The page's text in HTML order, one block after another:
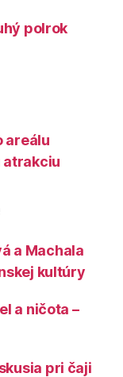
polrok
areálu
atrakciu
a Machala
kultúry
a ničota –
pri čaji